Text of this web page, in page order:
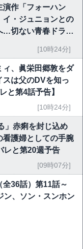
演作「フォーハン
・ジュニョンとの
…切ない青春ドラマ
[10時24分]
ィ、眞栄田郷敦をダ
スは父のDVを知っ
と第4話予告】
[10時24分]
」赤痢を封じ込め
看護婦としての手腕
レと第20週予告
[09時07分]
36話）第11話～
ン、ソン・スンホン